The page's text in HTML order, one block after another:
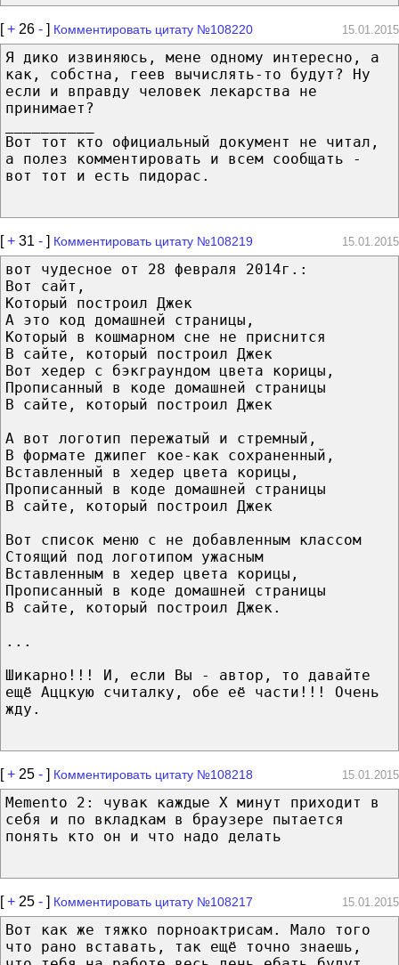
[+ 26 - ] Комментировать цитату №108220 15.01.2015
Я дико извиняюсь, мене одному интересно, а
как, собстна, геев вычислять-то будут? Ну
если и вправду человек лекарства не
принимает?
Вот тот кто официальный документ не читал,
а полез комментировать и всем сообщать -
вот тот и есть пидорас.
[+ 31 - ] Комментировать цитату №108219 15.01.2015
вот чудесное от 28 февраля 2014г.:
Вот сайт,
Который построил Джек
А это код домашней страницы,
Который в кошмарном сне не приснится
В сайте, который построил Джек
Вот хедер с бэкграундом цвета корицы,
Прописанный в коде домашней страницы
В сайте, который построил Джек
А вот логотип пережатый и стремный,
В формате джипег кое-как сохраненный,
Вставленный в хедер цвета корицы,
Прописанный в коде домашней страницы
В сайте, который построил Джек
Вот список меню с не добавленным классом
Стоящий под логотипом ужасным
Вставленным в хедер цвета корицы,
Прописанный в коде домашней страницы
В сайте, который построил Джек.
...
Шикарно!!! И, если Вы - автор, то давайте
ещё Аццкую считалку, обе её части!!! Очень
жду.
[+ 25 - ] Комментировать цитату №108218 15.01.2015
Memento 2: чувак каждые Х минут приходит в
себя и по вкладкам в браузере пытается
понять кто он и что надо делать
[+ 25 - ] Комментировать цитату №108217 15.01.2015
Вот как же тяжко порноактрисам. Мало того
что рано вставать, так ещё точно знаешь,